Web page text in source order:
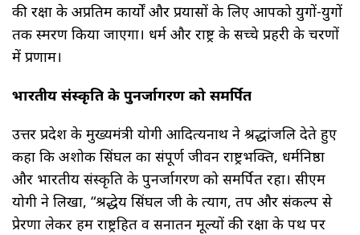
की रक्षा के अप्रतिम कार्यों और प्रयासों के लिए आपको युगों-युगों
तक स्मरण किया जाएगा। धर्म और राष्ट्र के सच्चे प्रहरी के चरणों
में प्रणाम।
भारतीय संस्कृति के पुनर्जागरण को समर्पित
उत्तर प्रदेश के मुख्यमंत्री योगी आदित्यनाथ ने श्रद्धांजलि देते हुए
कहा कि अशोक सिंघल का संपूर्ण जीवन राष्ट्रभक्ति, धर्मनिष्ठा
और भारतीय संस्कृति के पुनर्जागरण को समर्पित रहा। सीएम
योगी ने लिखा, “श्रद्धेय सिंघल जी के त्याग, तप और संकल्प से
प्रेरणा लेकर हम राष्ट्रहित व सनातन मूल्यों की रक्षा के पथ पर